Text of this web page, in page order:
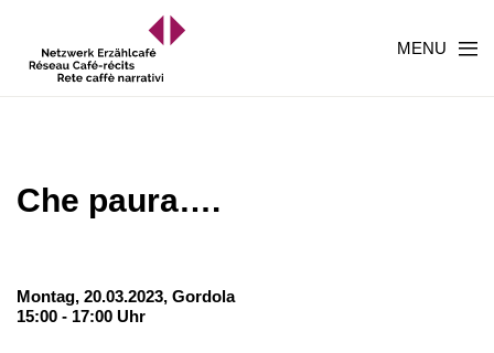
MENU
Che paura….
Montag, 20.03.2023, Gordola
15:00 - 17:00 Uhr